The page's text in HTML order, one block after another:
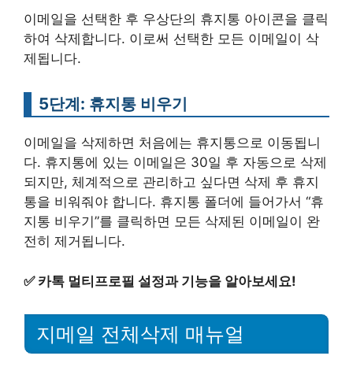
이메일을 선택한 후 우상단의 휴지통 아이콘을 클릭
하여 삭제합니다. 이로써 선택한 모든 이메일이 삭
제됩니다.
5단계: 휴지통 비우기
이메일을 삭제하면 처음에는 휴지통으로 이동됩니
다. 휴지통에 있는 이메일은 30일 후 자동으로 삭제
되지만, 체계적으로 관리하고 싶다면 삭제 후 휴지
통을 비워줘야 합니다. 휴지통 폴더에 들어가서 “휴
지통 비우기”를 클릭하면 모든 삭제된 이메일이 완
전히 제거됩니다.
✅ 카톡 멀티프로필 설정과 기능을 알아보세요!
지메일 전체삭제 매뉴얼